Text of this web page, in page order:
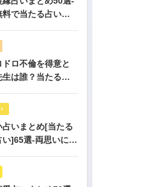
料で当たる占いだ
ドロ不倫を得意と
生は誰？当たる電
占いまとめ[当たる
い]65選-両思いにな
思い占い